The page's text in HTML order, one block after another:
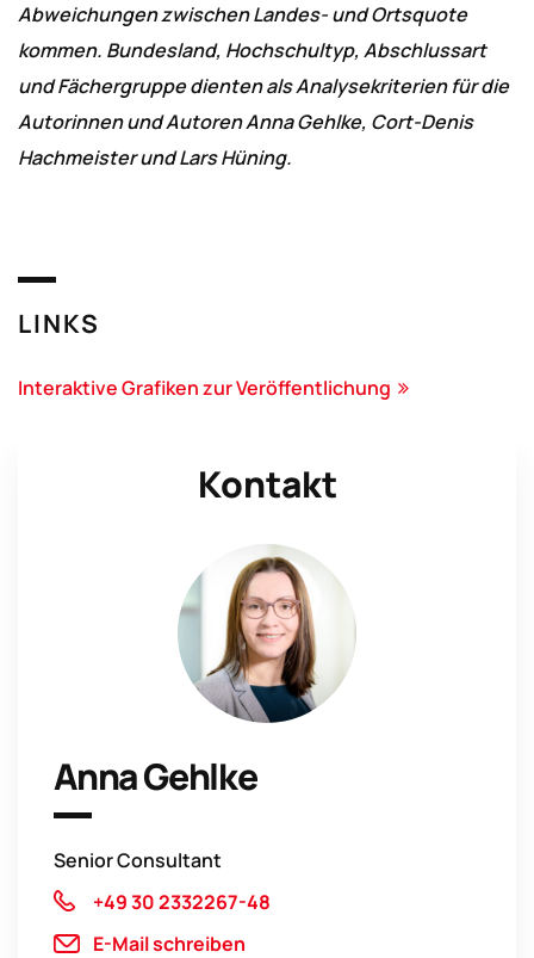
Abweichungen zwischen Landes- und Ortsquote
kommen. Bundesland, Hochschultyp, Abschlussart
und Fächergruppe dienten als Analysekriterien für die
Autorinnen und Autoren Anna Gehlke, Cort-Denis
Hachmeister und Lars Hüning.
LINKS
Interaktive Grafiken zur Veröffentlichung
Kontakt
Anna Gehlke
Senior Consultant
+49 30 2332267-48
E-Mail schreiben